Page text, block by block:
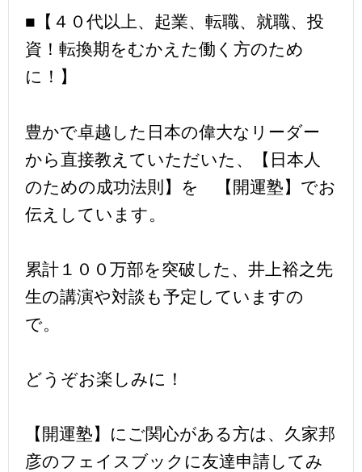
■【４０代以上、起業、転職、就職、投
資！転換期をむかえた働く方のため
に！】
豊かで卓越した日本の偉大なリーダー
から直接教えていただいた、【日本人
のための成功法則】を 【開運塾】でお
伝えしています。
累計１００万部を突破した、井上裕之先
生の講演や対談も予定していますの
で。
どうぞお楽しみに！
【開運塾】にご関心がある方は、久家邦
彦のフェイスブックに友達申請してみ